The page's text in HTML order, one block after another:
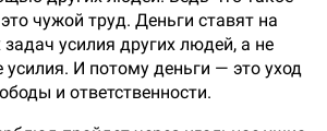
чужой труд. Деньги ставят на
усилия других людей, а не
И потому деньги — это уход
и ответственности.